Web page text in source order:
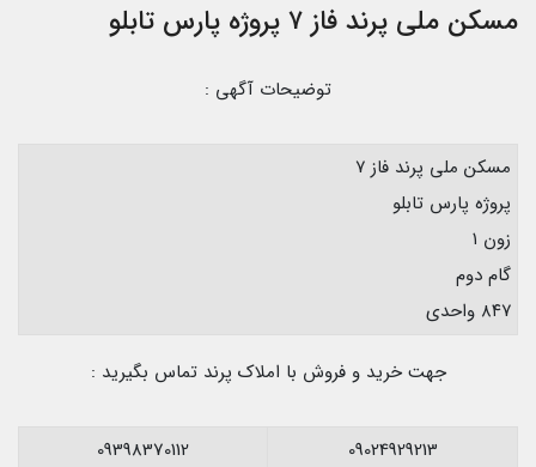
مسکن ملی پرند فاز ۷ پروژه پارس تابلو
توضیحات آگهی :
مسکن ملی پرند فاز ۷
پروژه پارس تابلو
زون ۱
گام دوم
۸۴۷ واحدی
جهت خرید و فروش با املاک پرند تماس بگیرید :
09024929213
09398370112